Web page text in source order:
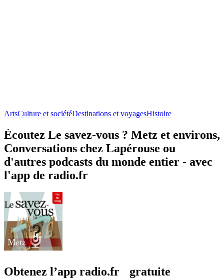
ArtsCulture et sociétéDestinations et voyagesHistoire
Écoutez Le savez-vous ? Metz et environs,
Conversations chez Lapérouse ou
d'autres podcasts du monde entier - avec
l'app de radio.fr
Obtenez l’app radio.fr gratuite